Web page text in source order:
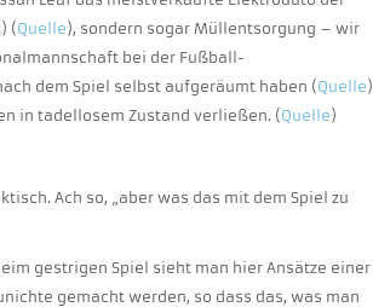
( Quelle ), sondern sogar Müllentsorgung – wir
bei der Fußball-
dem Spiel selbst aufgeräumt haben ( Quelle )
in tadellosem Zustand verließen. ( Quelle )
Ach so, „aber was das mit dem Spiel zu
gestrigen Spiel sieht man hier Ansätze einer
gemacht werden, so dass das, was man